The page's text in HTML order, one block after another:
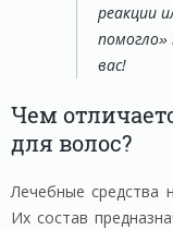
реакции
помогло»
вас!
Чем
для волос?
Лечебные средства
Их состав